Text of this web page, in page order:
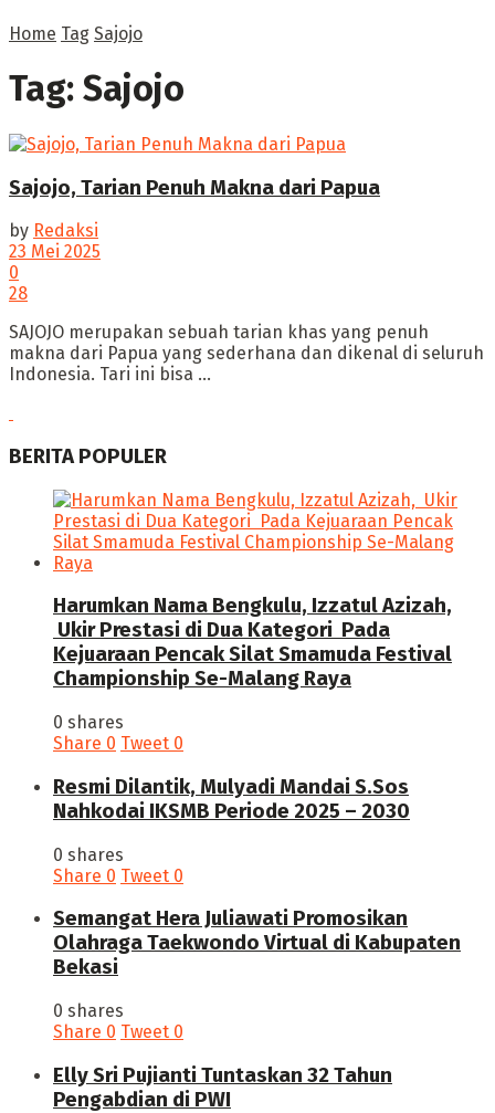
Home Tag Sajojo
Tag: Sajojo
Sajojo, Tarian Penuh Makna dari Papua
by Redaksi
23 Mei 2025
0
28
‎SAJOJO merupakan sebuah tarian khas yang penuh
makna dari Papua yang sederhana dan dikenal di seluruh
Indonesia. ‎Tari ini bisa ...
BERITA POPULER
Harumkan Nama Bengkulu, Izzatul Azizah,
Ukir Prestasi di Dua Kategori Pada
Kejuaraan Pencak Silat Smamuda Festival
Championship Se-Malang Raya
0 shares
Share 0 Tweet 0
Resmi Dilantik, Mulyadi Mandai S.Sos
Nahkodai IKSMB Periode 2025 – 2030
0 shares
Share 0 Tweet 0
Semangat Hera Juliawati Promosikan
Olahraga Taekwondo Virtual di Kabupaten
Bekasi
0 shares
Share 0 Tweet 0
Elly Sri Pujianti Tuntaskan 32 Tahun
Pengabdian di PWI